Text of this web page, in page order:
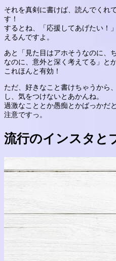
それを真剣に書けば、読んでくれ
す！
するとね、「応援してあげたい！
えるんですよ。
あと「見た目はアホそうなのに、
なのに、意外と深く考えてる」と
これほんと有効！
ただ、好きなこと書けちゃうから
し、気をつけないとあかんね。
過激なこととか愚痴とかばっかだ
注意ですっ。
流行のインスタと